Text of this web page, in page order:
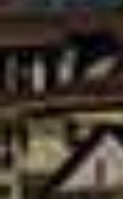
Dein Zahnarzt in
dein
Von der Prophylaxe bis
unserer modernen